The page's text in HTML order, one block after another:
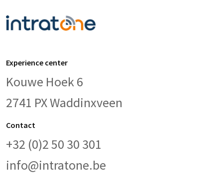
Experience center
Kouwe Hoek 6
2741 PX Waddinxveen
Contact
+32 (0)2 50 30 301
info@intratone.be